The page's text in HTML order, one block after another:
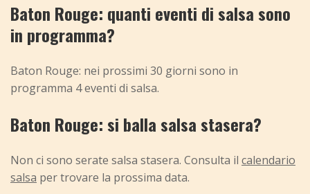
Baton Rouge: quanti eventi di salsa sono
in programma?
Baton Rouge: nei prossimi 30 giorni sono in
programma 4 eventi di salsa.
Baton Rouge: si balla salsa stasera?
Non ci sono serate salsa stasera. Consulta il calendario
salsa per trovare la prossima data.